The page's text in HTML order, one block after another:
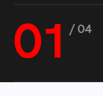
01 / 04